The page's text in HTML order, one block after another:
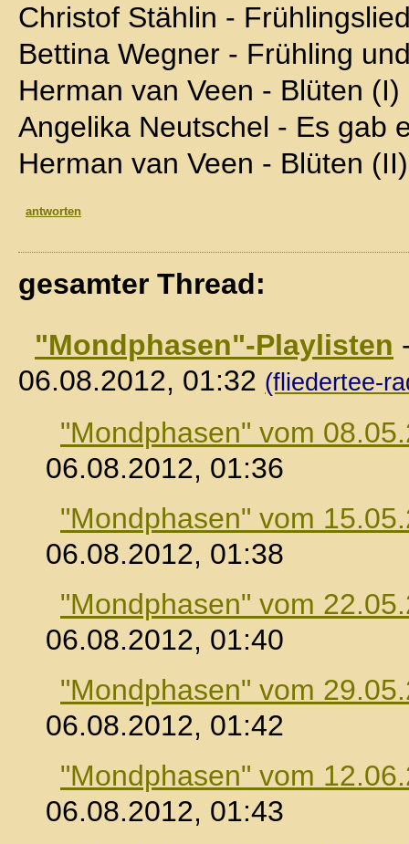
Christof Stählin -
Bettina Wegner - Frühling
Herman van Veen - Blüten (I)
Angelika Neutschel - Es gab
Herman van Veen - Blüten (II)
antworten
gesamter Thread:
"Mondphasen"-Playlisten
06.08.2012, 01:32 (fliedertee-
"Mondphasen" vom
06.08.2012, 01:36
"Mondphasen" vom
06.08.2012, 01:38
"Mondphasen" vom
06.08.2012, 01:40
"Mondphasen" vom
06.08.2012, 01:42
"Mondphasen" vom
06.08.2012, 01:43